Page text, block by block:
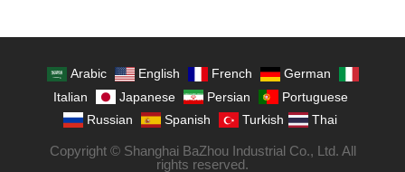
Arabic English French
German
Italian
Japanese Persian
Portuguese
Russian
Spanish Turkish Thai
Copyright © Shanghai BaZhou Industrial Co., Ltd. All
rights reserved.